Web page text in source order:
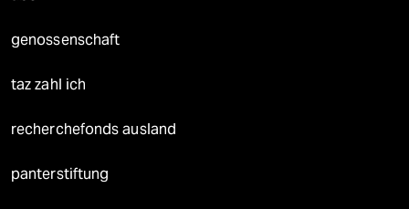
genossenschaft
taz zahl ich
recherchefonds ausland
panterstiftung